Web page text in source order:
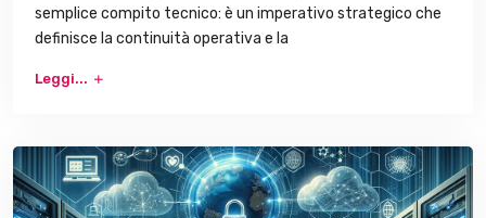
semplice compito tecnico: è un imperativo strategico che
definisce la continuità operativa e la
Leggi...